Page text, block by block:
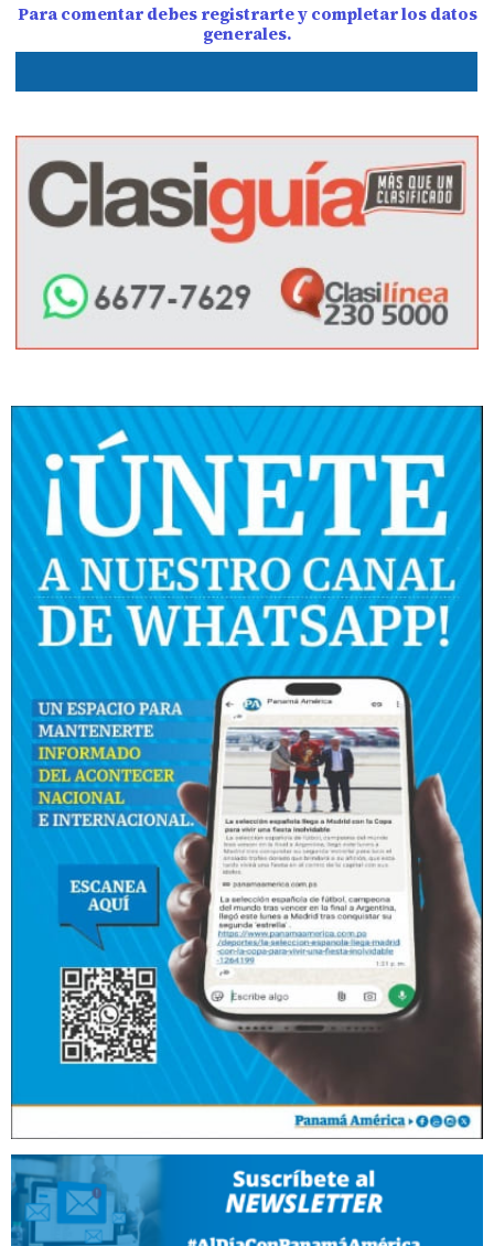
Para comentar debes registrarte y completar los datos
generales.